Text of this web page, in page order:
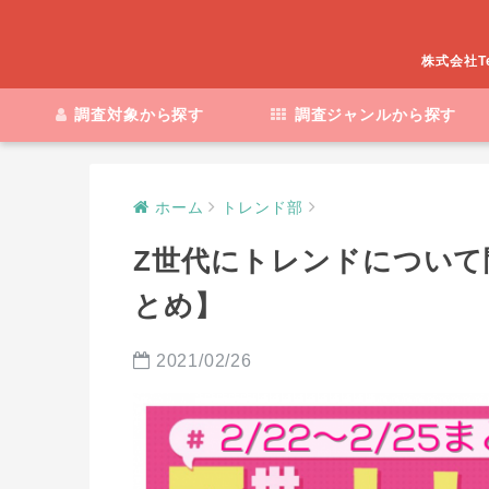
株式会社
調査対象から探す 調査ジャンルから探す
ホーム トレンド部
Z世代にトレンドについ
とめ】
2021/02/26